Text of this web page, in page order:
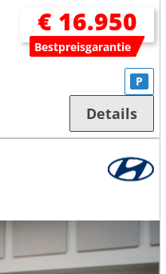
€ 16.950
Bestpreisgarantie
P
Details